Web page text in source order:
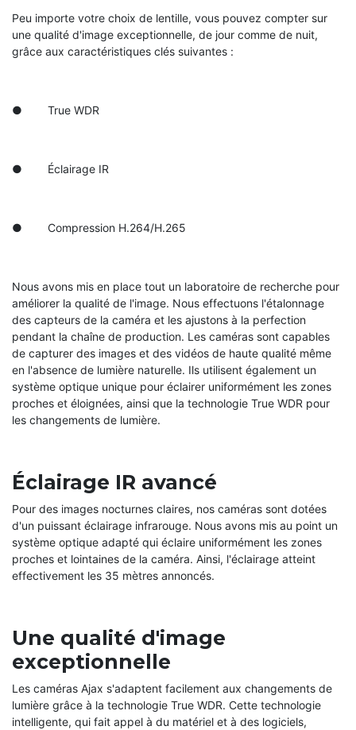
Peu importe votre choix de lentille, vous pouvez compter sur
une qualité d'image exceptionnelle, de jour comme de nuit,
grâce aux caractéristiques clés suivantes :
● True WDR
● Éclairage IR
● Compression H.264/H.265
Nous avons mis en place tout un laboratoire de recherche pour
améliorer la qualité de l'image. Nous effectuons l'étalonnage
des capteurs de la caméra et les ajustons à la perfection
pendant la chaîne de production. Les caméras sont capables
de capturer des images et des vidéos de haute qualité même
en l'absence de lumière naturelle. Ils utilisent également un
système optique unique pour éclairer uniformément les zones
proches et éloignées, ainsi que la technologie True WDR pour
les changements de lumière.
Éclairage IR avancé
Pour des images nocturnes claires, nos caméras sont dotées
d'un puissant éclairage infrarouge. Nous avons mis au point un
système optique adapté qui éclaire uniformément les zones
proches et lointaines de la caméra. Ainsi, l'éclairage atteint
effectivement les 35 mètres annoncés.
Une qualité d'image
exceptionnelle
Les caméras Ajax s'adaptent facilement aux changements de
lumière grâce à la technologie True WDR. Cette technologie
intelligente, qui fait appel à du matériel et à des logiciels,